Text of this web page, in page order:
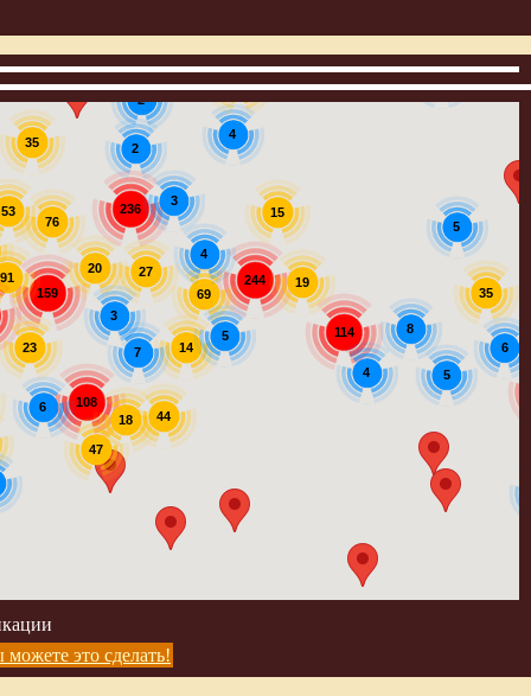
159
236
14
244
27
76
44
15
91
20
108
114
5
35
69
7
8
19
3
47
4
23
4
53
6
2
18
3
5
4
5
6
12
2
35
это сделать!